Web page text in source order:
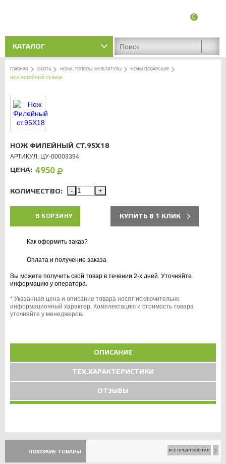
0
КАТАЛОГ
ГЛАВНАЯ ОХОТА НОЖИ, ТОПОРЫ, МУЛЬТИТУЛЫ
НОЖИ ПОВАРСКИЕ
НОЖ ФИЛЕЙНЫЙ СТ.95Х18
НОЖ ФИЛЕЙНЫЙ СТ.95Х18
АРТИКУЛ: ЦУ-00003394
ЦЕНА: 4950
КОЛИЧЕСТВО: - +
В КОРЗИНУ КУПИТЬ В 1 КЛИК
Как оформить заказ?
Оплата и получение заказа
Вы можете получить свой товар в течении 2-х дней. Уточняйте
информацию у оператора.
* Указанная цена и описание товара носят исключительно
информационный характер. Комплектацию и стоимость товара
уточняйте у менеджеров.
ОПИСАНИЕ
ТЕХ.ХАРАКТЕРИСТИКИ
ОТЗЫВЫ
ПОХОЖИЕ ТОВАРЫ ВСЕ ПРЕДЛОЖЕНИЯ